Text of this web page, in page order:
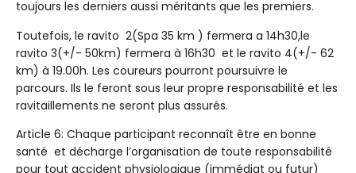
toujours les derniers aussi méritants que les premiers.
Toutefois, le ravito 2(Spa 35 km ) fermera a 14h30,le
ravito 3(+/- 50km) fermera à 16h30 et le ravito 4(+/- 62
km) à 19.00h. Les coureurs pourront poursuivre le
parcours. Ils le feront sous leur propre responsabilité et les
ravitaillements ne seront plus assurés.
Article 6: Chaque participant reconnaît être en bonne
santé et décharge l’organisation de toute responsabilité
pour tout accident physiologique (immédiat ou futur)